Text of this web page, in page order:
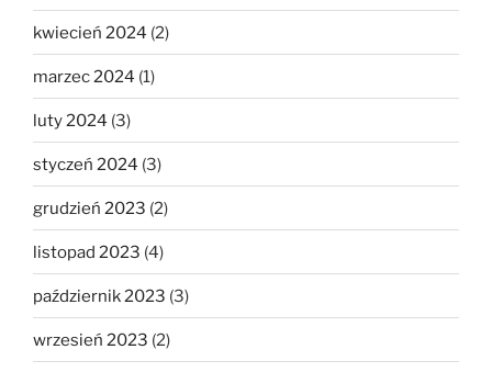
kwiecień 2024 (2)
marzec 2024 (1)
luty 2024 (3)
styczeń 2024 (3)
grudzień 2023 (2)
listopad 2023 (4)
październik 2023 (3)
wrzesień 2023 (2)